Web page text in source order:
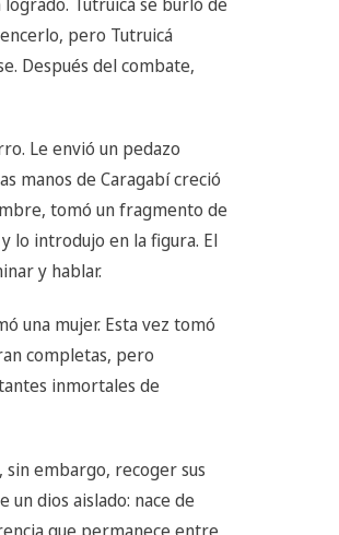
pero Tutruicá
Después del combate,
Le envió un pedazo
manos de Caragabí creció
tomó un fragmento de
lo introdujo en la figura. El
y hablar.
una mujer. Esta vez tomó
completas, pero
inmortales de
embargo, recoger sus
un dios aislado: nace de